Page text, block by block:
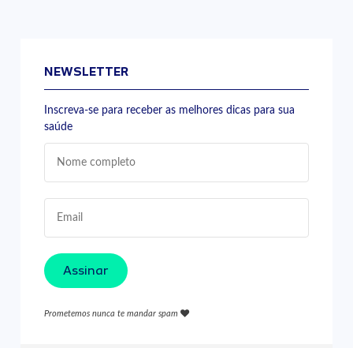
NEWSLETTER
Inscreva-se para receber as melhores dicas para sua
saúde
Assinar
Prometemos nunca te mandar spam